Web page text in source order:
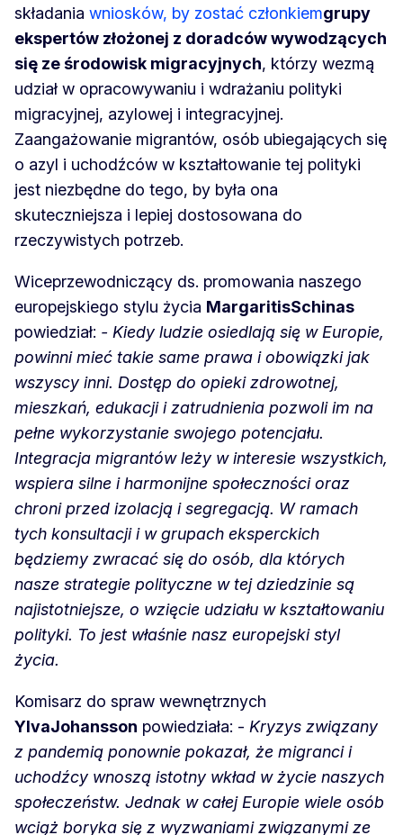
składania wniosków, by zostać członkiemgrupy
ekspertów złożonej z doradców wywodzących
się ze środowisk migracyjnych, którzy wezmą
udział w opracowywaniu i wdrażaniu polityki
migracyjnej, azylowej i integracyjnej.
Zaangażowanie migrantów, osób ubiegających się
o azyl i uchodźców w kształtowanie tej polityki
jest niezbędne do tego, by była ona
skuteczniejsza i lepiej dostosowana do
rzeczywistych potrzeb.
Wiceprzewodniczący ds. promowania naszego
europejskiego stylu życia MargaritisSchinas
powiedział: - Kiedy ludzie osiedlają się w Europie,
powinni mieć takie same prawa i obowiązki jak
wszyscy inni. Dostęp do opieki zdrowotnej,
mieszkań, edukacji i zatrudnienia pozwoli im na
pełne wykorzystanie swojego potencjału.
Integracja migrantów leży w interesie wszystkich,
wspiera silne i harmonijne społeczności oraz
chroni przed izolacją i segregacją. W ramach
tych konsultacji i w grupach eksperckich
będziemy zwracać się do osób, dla których
nasze strategie polityczne w tej dziedzinie są
najistotniejsze, o wzięcie udziału w kształtowaniu
polityki. To jest właśnie nasz europejski styl
życia.
Komisarz do spraw wewnętrznych
YlvaJohansson powiedziała: - Kryzys związany
z pandemią ponownie pokazał, że migranci i
uchodźcy wnoszą istotny wkład w życie naszych
społeczeństw. Jednak w całej Europie wiele osób
wciąż boryka się z wyzwaniami związanymi ze